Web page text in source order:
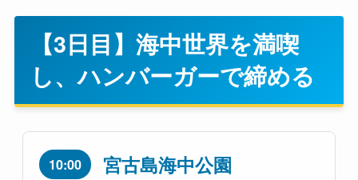
【3日目】海中世界を満喫
し、ハンバーガーで締める
10:00 宮古島海中公園